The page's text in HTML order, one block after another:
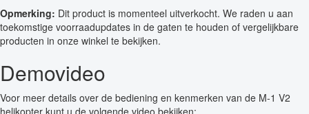
Opmerking: Dit product is momenteel uitverkocht. We raden u aan
toekomstige voorraadupdates in de gaten te houden of vergelijkbare
producten in onze winkel te bekijken.
Demovideo
Voor meer details over de bediening en kenmerken van de M-1 V2
helikopter kunt u de volgende video bekijken: